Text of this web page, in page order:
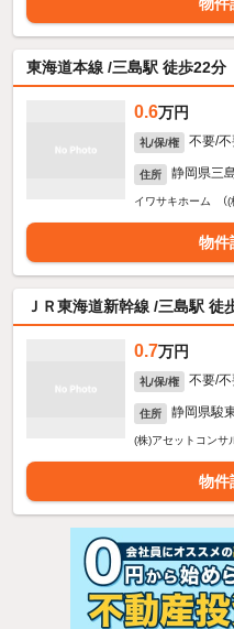
物件
東海道本線 /三島駅 徒歩22分
0.6万円
礼/保/権 不要/不
住所 静岡県三
イワサキホーム （(
物件
ＪＲ東海道新幹線 /三島駅 徒
0.7万円
礼/保/権 不要/不
住所 静岡県駿
(株)アセットコン
物件